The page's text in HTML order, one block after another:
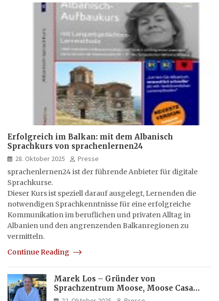
Erfolgreich im Balkan: mit dem Albanisch
Sprachkurs von sprachenlernen24
28. Oktober 2025
Presse
sprachenlernen24 ist der führende Anbieter für digitale
Sprachkurse.
Dieser Kurs ist speziell darauf ausgelegt, Lernenden die
notwendigen Sprachkenntnisse für eine erfolgreiche
Kommunikation im beruflichen und privaten Alltag in
Albanien und den angrenzenden Balkanregionen zu
vermitteln.
Continue Reading
Marek Los – Gründer von
Sprachzentrum Moose, Moose Casa
Italia und Apartamento Brasil |